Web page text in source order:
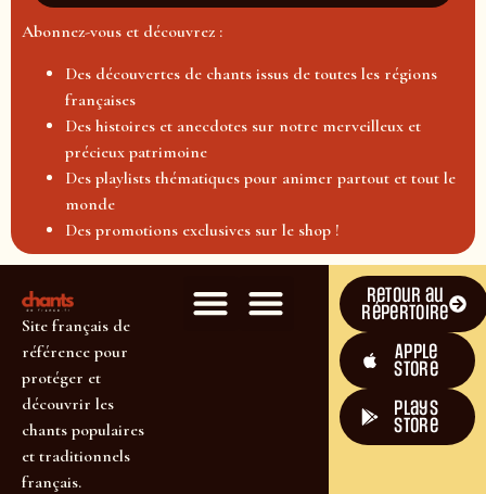
Abonnez-vous et découvrez :
Des découvertes de chants issus de toutes les régions
françaises
Des histoires et anecdotes sur notre merveilleux et
précieux patrimoine
Des playlists thématiques pour animer partout et tout le
monde
Des promotions exclusives sur le shop !
Site français de
référence pour
protéger et
découvrir les
chants populaires
et traditionnels
français.
Retour au
répertoire
Apple
Store
plays
store